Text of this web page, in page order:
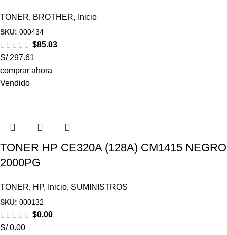
TONER, BROTHER, Inicio
SKU: 000434
$85.03
S/ 297.61
comprar ahora
Vendido
TONER HP CE320A (128A) CM1415 NEGRO
2000PG
TONER, HP, Inicio, SUMINISTROS
SKU: 000132
$0.00
S/ 0.00